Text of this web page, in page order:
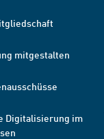
mitgestalten
Digitalisierung im